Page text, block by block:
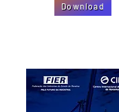
Download